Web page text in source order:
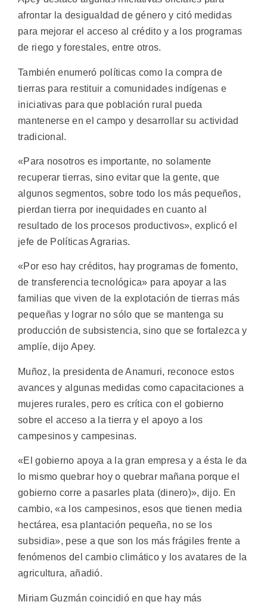
afrontar la desigualdad de género y citó medidas
para mejorar el acceso al crédito y a los programas
de riego y forestales, entre otros.
También enumeró políticas como la compra de
tierras para restituir a comunidades indígenas e
iniciativas para que población rural pueda
mantenerse en el campo y desarrollar su actividad
tradicional.
«Para nosotros es importante, no solamente
recuperar tierras, sino evitar que la gente, que
algunos segmentos, sobre todo los más pequeños,
pierdan tierra por inequidades en cuanto al
resultado de los procesos productivos», explicó el
jefe de Políticas Agrarias.
«Por eso hay créditos, hay programas de fomento,
de transferencia tecnológica» para apoyar a las
familias que viven de la explotación de tierras más
pequeñas y lograr no sólo que se mantenga su
producción de subsistencia, sino que se fortalezca y
amplíe, dijo Apey.
Muñoz, la presidenta de Anamuri, reconoce estos
avances y algunas medidas como capacitaciones a
mujeres rurales, pero es crítica con el gobierno
sobre el acceso a la tierra y el apoyo a los
campesinos y campesinas.
«El gobierno apoya a la gran empresa y a ésta le da
lo mismo quebrar hoy o quebrar mañana porque el
gobierno corre a pasarles plata (dinero)», dijo. En
cambio, «a los campesinos, esos que tienen media
hectárea, esa plantación pequeña, no se los
subsidia», pese a que son los más frágiles frente a
fenómenos del cambio climático y los avatares de la
agricultura, añadió.
Miriam Guzmán coincidió en que hay más